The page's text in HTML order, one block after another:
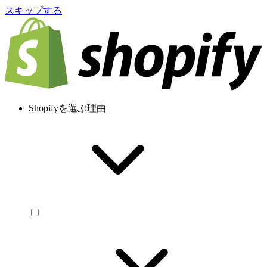
スキップする
Shopifyを選ぶ理由